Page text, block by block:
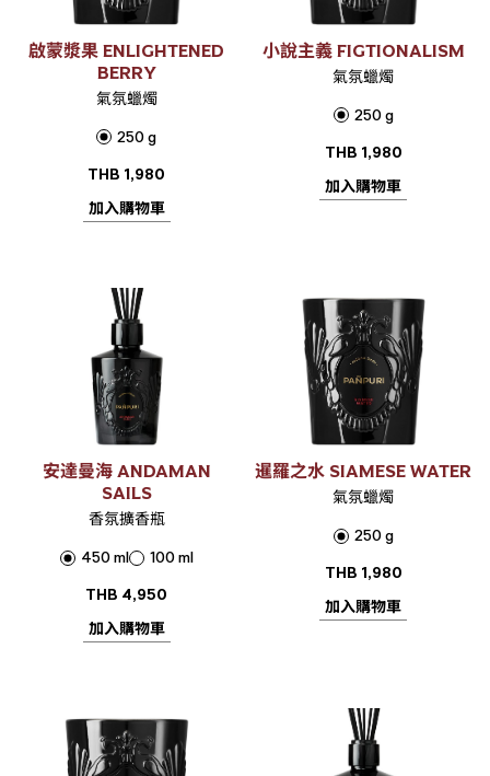
啟蒙漿果 ENLIGHTENED
BERRY
氣氛蠟燭
250 g
THB 1,980
加入購物車
小說主義 FIGTIONALISM
氣氛蠟燭
250 g
THB 1,980
加入購物車
安達曼海 ANDAMAN
SAILS
香氛擴香瓶
450 ml
100 ml
THB 4,950
加入購物車
暹羅之水 SIAMESE WATER
氣氛蠟燭
250 g
THB 1,980
加入購物車